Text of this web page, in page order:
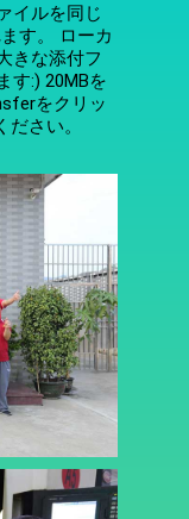
イルを同じ
す。 ローカ
きな添付フ
す:) 20MBを
をクリッ
ださい。